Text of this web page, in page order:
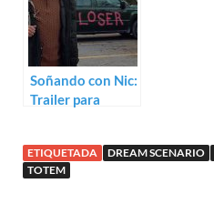
Soñando con Nic:
Trailer para
Borgli
ETIQUETADA DREAM SCENARIO
TOTEM